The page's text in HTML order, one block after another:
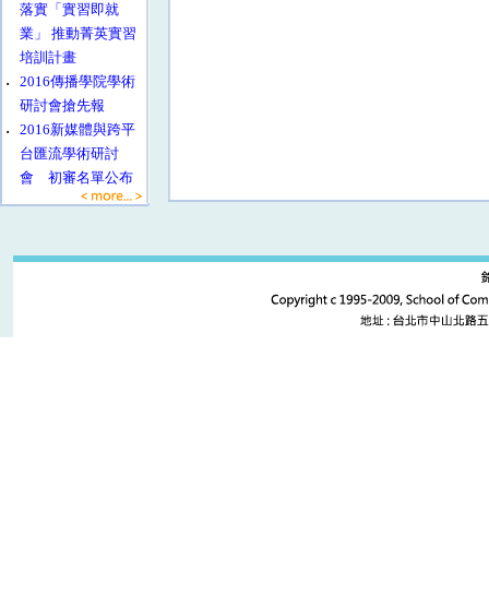
落實「實習即就
業」 推動菁英實習
培訓計畫
‧
2016傳播學院學術
研討會搶先報
‧
2016新媒體與跨平
台匯流學術研討
會 初審名單公布